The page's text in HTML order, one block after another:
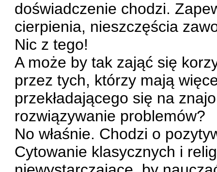
doświadczenie chodzi.
cierpienia, nieszczęścia
Nic z tego!
A może by tak zająć się
przez tych, którzy mają
przekładającego się na
rozwiązywanie problemów?
No właśnie. Chodzi o
Cytowanie klasycznych i